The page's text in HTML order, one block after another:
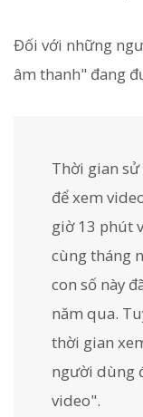
Đối với những
âm thanh" đang
Thời gian
để xem
giờ 13 phút
cùng tháng
con số này
năm qua.
thời gian
người dùng
video".